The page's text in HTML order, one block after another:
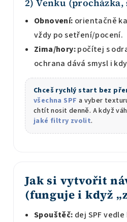
2) Venku
Obnovení: orientačně
vždy po setření/pocení.
Zima/hory:počítej s
ochrana dává smysl i
Chceš rychlý start bez
všechna SPF a vyber
chtít nosit denně. A když
jaké filtry zvolit.
Jak si vytvořit
(funguje i když
Spouštěč: dej SPF